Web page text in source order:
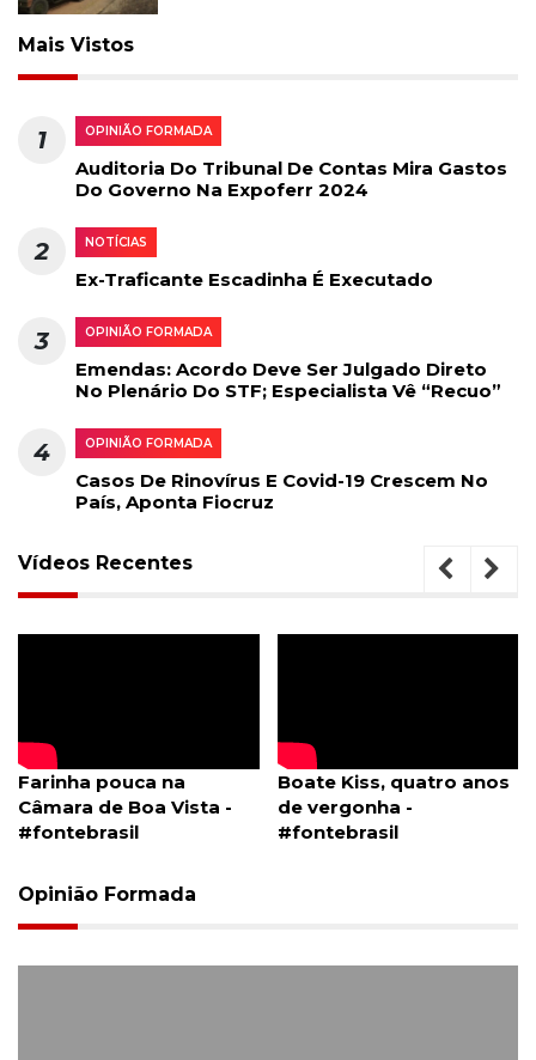
Mais Vistos
1 OPINIÃO FORMADA
Auditoria Do Tribunal De Contas Mira Gastos
Do Governo Na Expoferr 2024
2 NOTÍCIAS
Ex-Traficante Escadinha É Executado
3 OPINIÃO FORMADA
Emendas: Acordo Deve Ser Julgado Direto
No Plenário Do STF; Especialista Vê “recuo”
4 OPINIÃO FORMADA
Casos De Rinovírus E Covid-19 Crescem No
País, Aponta Fiocruz
Vídeos Recentes
Farinha pouca na
Câmara de Boa Vista -
#fontebrasil
Boate Kiss, quatro anos
de vergonha -
#fontebrasil
Opinião Formada